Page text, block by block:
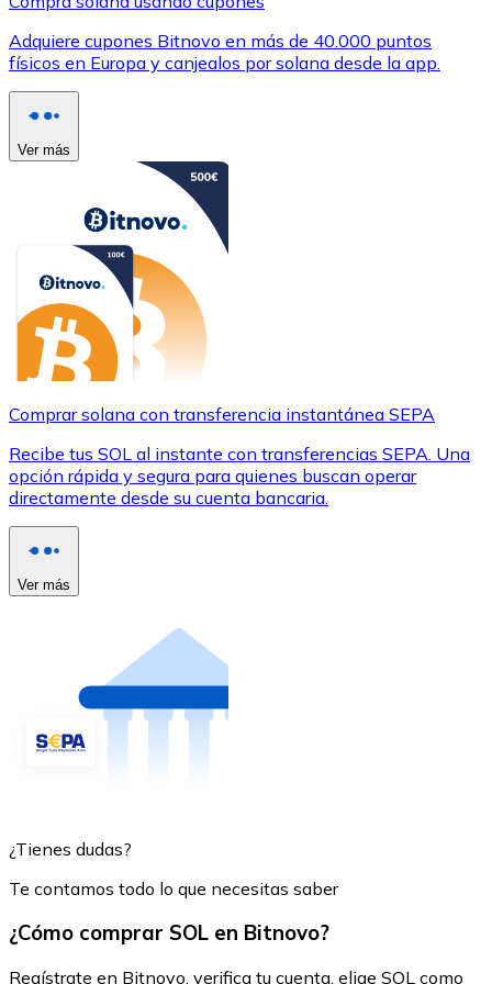
Adquiere cupones Bitnovo en más de 40.000 puntos
físicos en Europa y canjealos por solana desde la app.
Ver más
Comprar solana con transferencia instantánea SEPA
Recibe tus SOL al instante con transferencias SEPA. Una
opción rápida y segura para quienes buscan operar
directamente desde su cuenta bancaria.
Ver más
¿Tienes dudas?
Te contamos todo lo que necesitas saber
¿Cómo comprar SOL en Bitnovo?
Regístrate en Bitnovo, verifica tu cuenta, elige SOL como